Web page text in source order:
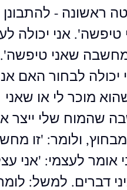
ראשונה - להתבונן
אני יכולה
מחשבה שאני טיפשה'.
יכולה לבחור האם
מוכר לי או שאני
שהמוח שלי ייצר
ולומר: 'זו
אומר לעצמי: 'אני
דברים. למשל: